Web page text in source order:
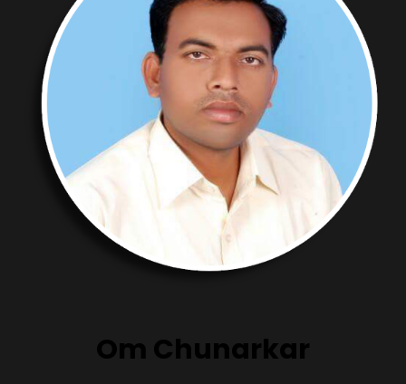
Om Chunarkar